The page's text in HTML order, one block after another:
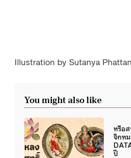
Illustration by Sutanya
You might also like
หรือส
จิกห
ปี